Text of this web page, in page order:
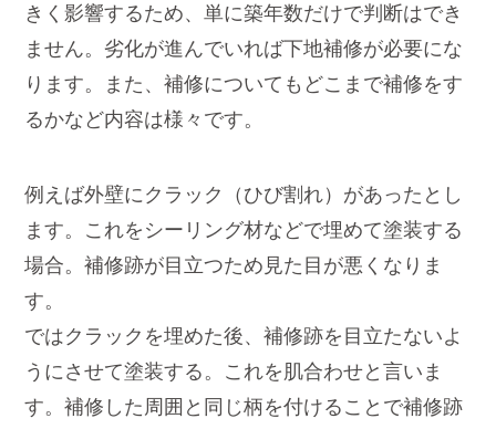
きく影響するため、単に築年数だけで判断はでき
ません。劣化が進んでいれば下地補修が必要にな
ります。また、補修についてもどこまで補修をす
るかなど内容は様々です。
例えば外壁にクラック（ひび割れ）があったとし
ます。これをシーリング材などで埋めて塗装する
場合。補修跡が目立つため見た目が悪くなりま
す。
ではクラックを埋めた後、補修跡を目立たないよ
うにさせて塗装する。これを肌合わせと言いま
す。補修した周囲と同じ柄を付けることで補修跡